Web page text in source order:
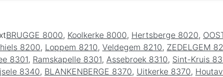
BRUGGE 8000, Koolkerke 8000, Hertsberge 8020,
8200, Loppem 8210, Veldegem 8210, ZEDELGEM
8301, Ramskapelle 8301, Assebroek 8310, Sint-Kruis
8340, BLANKENBERGE 8370, Uitkerke 8370,